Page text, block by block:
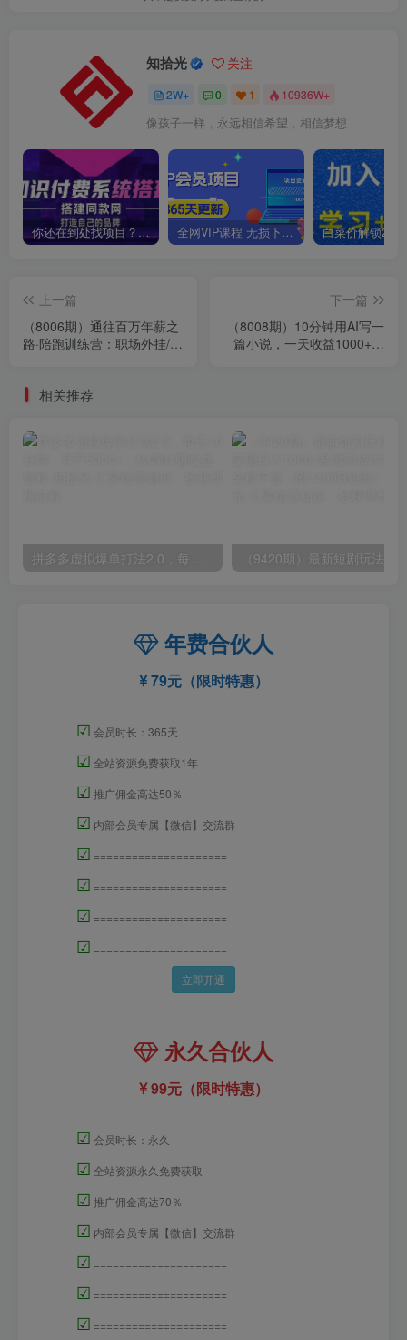
知拾光 关注
2W+ 0 1 10936W+
像孩子一样，永远相信希望，相信梦想
你还在到处找项目？还在当韭菜？我靠卖项目一个月收入5万+，曾经我也是个失败者。 全网VIP课程 无损下载~
上一篇
（8006期）通往百万年薪之
路·陪跑训练营：职场外挂/年
下一篇
（8008期）10分钟用AI写一
篇小说，一天收益1000+，
相关推荐
年费合伙人
79元（限时特惠）
☑ 会员时长：365天
☑ 全站资源免费获取1年
☑ 推广佣金高达50％
☑ 内部会员专属【微信】交流群
☑ =====================
☑ =====================
☑ =====================
☑ =====================
立即开通
永久合伙人
99元（限时特惠）
☑ 会员时长：永久
☑ 全站资源永久免费获取
☑ 推广佣金高达70％
☑ 内部会员专属【微信】交流群
☑ =====================
☑ =====================
☑ =====================